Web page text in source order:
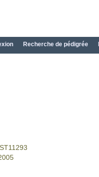
Recherche de pédigrée